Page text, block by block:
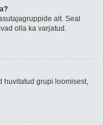
alt. Seal
olla ka varjatud.
huvitatud grupi loomisest,